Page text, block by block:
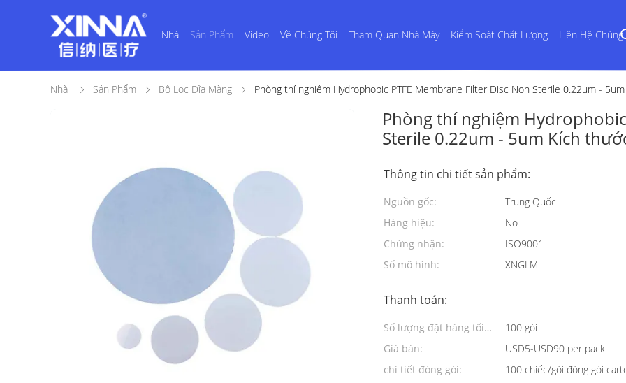
Nhà Sản Phẩm Video Về Chúng Tôi Tham Quan Nhà Máy Kiểm Soát Chất Lượng Liên Hệ Chúng
Nhà Sản Phẩm Bộ Lọc Đĩa Màng Phòng thí nghiệm Hydrophobic PTFE Membrane Filter Disc Non Sterile 0.22um -
Phòng thí nghiệm
Sterile 0.22um - 5um Kích
Thông tin chi tiết sản phẩm:
Nguồn gốc:
Trung Quốc
Hàng hiệu:
No
Chứng nhận:
ISO9001
Số mô hình:
XNGLM
Thanh toán:
Số lượng đặt hàng tối
thiểu:
100 gói
Giá bán:
USD5-USD90 per pack
chi tiết đóng gói:
100 chiếc/gói đóng gói